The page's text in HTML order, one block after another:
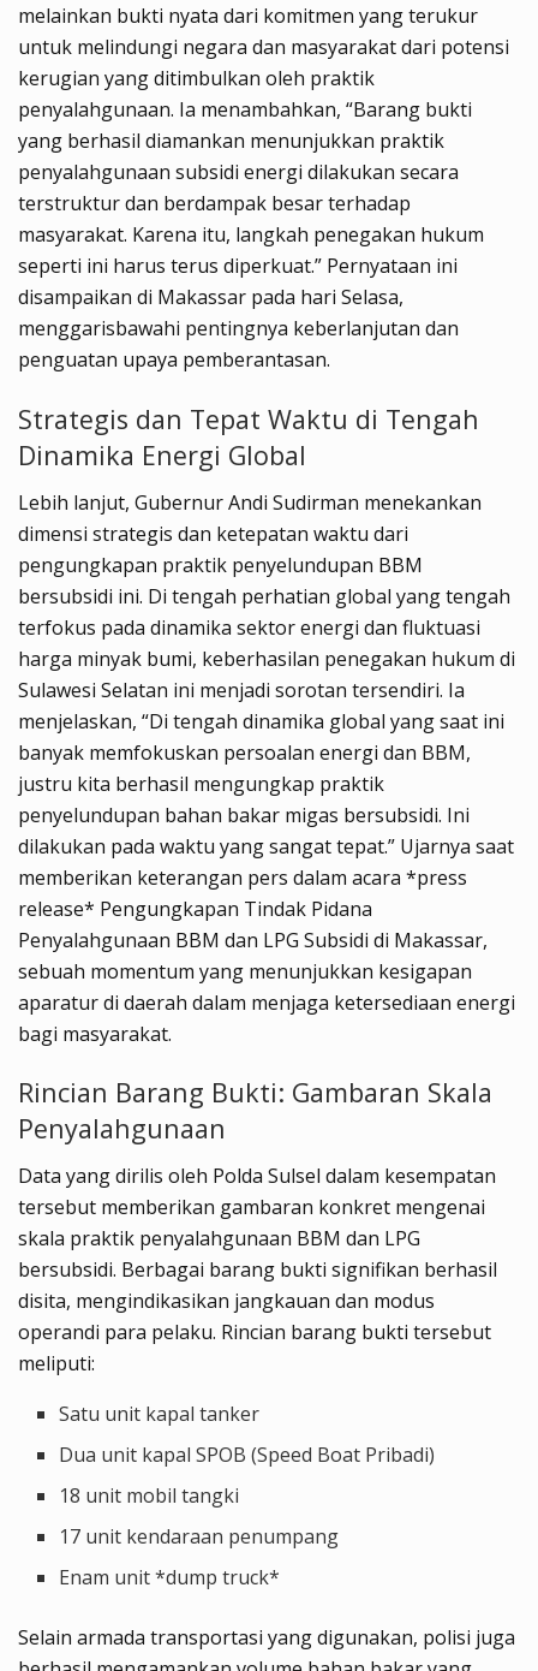
melainkan bukti nyata dari komitmen yang terukur
untuk melindungi negara dan masyarakat dari potensi
kerugian yang ditimbulkan oleh praktik
penyalahgunaan. Ia menambahkan, “Barang bukti
yang berhasil diamankan menunjukkan praktik
penyalahgunaan subsidi energi dilakukan secara
terstruktur dan berdampak besar terhadap
masyarakat. Karena itu, langkah penegakan hukum
seperti ini harus terus diperkuat.” Pernyataan ini
disampaikan di Makassar pada hari Selasa,
menggarisbawahi pentingnya keberlanjutan dan
penguatan upaya pemberantasan.
Strategis dan Tepat Waktu di Tengah
Dinamika Energi Global
Lebih lanjut, Gubernur Andi Sudirman menekankan
dimensi strategis dan ketepatan waktu dari
pengungkapan praktik penyelundupan BBM
bersubsidi ini. Di tengah perhatian global yang tengah
terfokus pada dinamika sektor energi dan fluktuasi
harga minyak bumi, keberhasilan penegakan hukum di
Sulawesi Selatan ini menjadi sorotan tersendiri. Ia
menjelaskan, “Di tengah dinamika global yang saat ini
banyak memfokuskan persoalan energi dan BBM,
justru kita berhasil mengungkap praktik
penyelundupan bahan bakar migas bersubsidi. Ini
dilakukan pada waktu yang sangat tepat.” Ujarnya saat
memberikan keterangan pers dalam acara *press
release* Pengungkapan Tindak Pidana
Penyalahgunaan BBM dan LPG Subsidi di Makassar,
sebuah momentum yang menunjukkan kesigapan
aparatur di daerah dalam menjaga ketersediaan energi
bagi masyarakat.
Rincian Barang Bukti: Gambaran Skala
Penyalahgunaan
Data yang dirilis oleh Polda Sulsel dalam kesempatan
tersebut memberikan gambaran konkret mengenai
skala praktik penyalahgunaan BBM dan LPG
bersubsidi. Berbagai barang bukti signifikan berhasil
disita, mengindikasikan jangkauan dan modus
operandi para pelaku. Rincian barang bukti tersebut
meliputi:
Satu unit kapal tanker
Dua unit kapal SPOB (Speed Boat Pribadi)
18 unit mobil tangki
17 unit kendaraan penumpang
Enam unit *dump truck*
Selain armada transportasi yang digunakan, polisi juga